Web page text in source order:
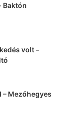
Baktón
volt –
– Mezőhegyes